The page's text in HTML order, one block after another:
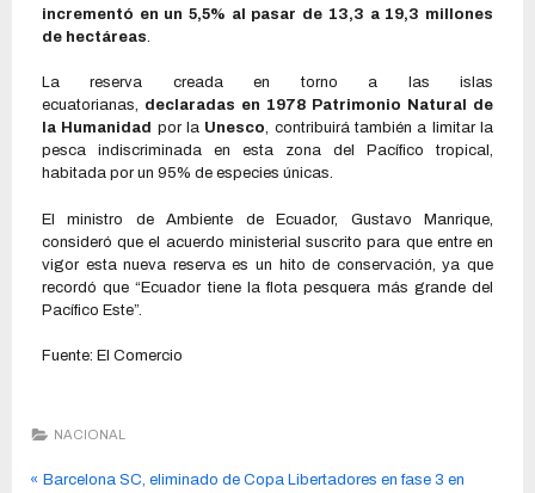
incrementó en un 5,5% al pasar de 13,3 a 19,3 millones
de hectáreas
La reserva creada en torno a las islas
ecuatorianas, declaradas en 1978 Patrimonio Natural de
la Humanidad por la Unesco, contribuirá también a limitar la
pesca indiscriminada en esta zona del Pacífico tropical,
habitada por un 95% de especies únicas.
El ministro de Ambiente de Ecuador, Gustavo Manrique,
consideró que el acuerdo ministerial suscrito para que entre en
vigor esta nueva reserva es un hito de conservación, ya que
recordó que “Ecuador tiene la flota pesquera más grande del
Pacífico Este”.
Fuente: El Comercio
NACIONAL
Barcelona SC, eliminado de Copa Libertadores en fase 3 en